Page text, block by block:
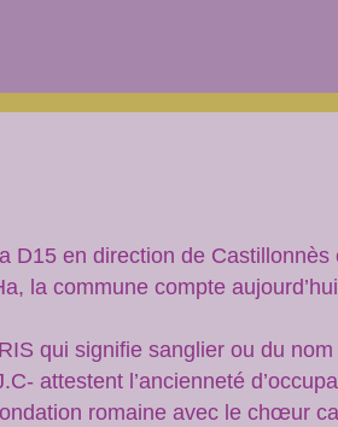
D15 en direction de Castillonnès
la commune compte
qui signifie sanglier ou du nom
attestent l’ancienneté
romaine avec le chœur